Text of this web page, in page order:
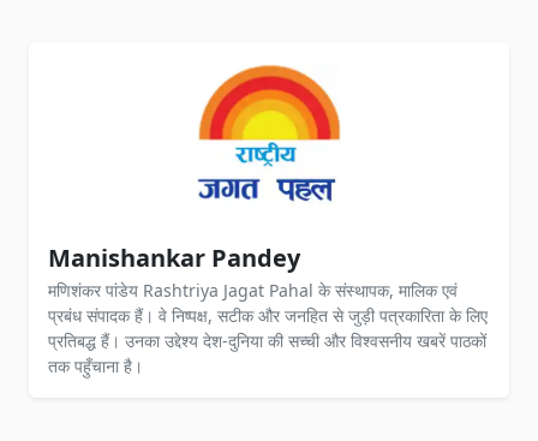
Manishankar Pandey
मणिशंकर पांडेय Rashtriya Jagat Pahal के संस्थापक, मालिक एवं
प्रबंध संपादक हैं। वे निष्पक्ष, सटीक और जनहित से जुड़ी पत्रकारिता के लिए
प्रतिबद्ध हैं। उनका उद्देश्य देश-दुनिया की सच्ची और विश्वसनीय खबरें पाठकों
तक पहुँचाना है।